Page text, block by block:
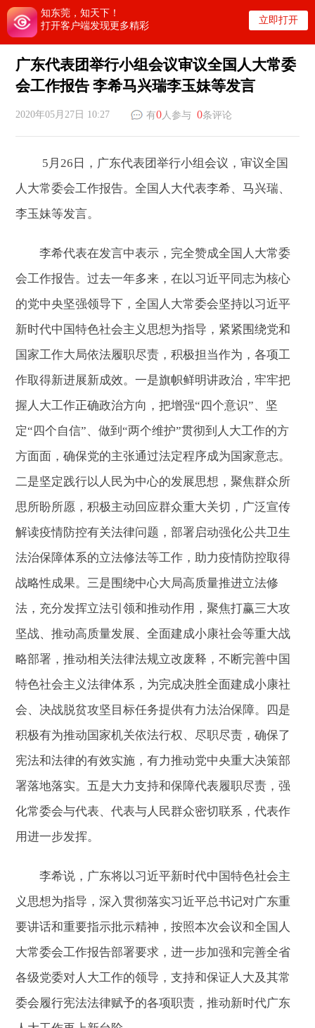
知东莞，知天下！
打开客户端发现更多精彩
立即打开
广东代表团举行小组会议审议全国人大常委
会工作报告 李希马兴瑞李玉妹等发言
2020年05月27日 10:27 有0人参与0条评论
5月26日，广东代表团举行小组会议，审议全国
人大常委会工作报告。全国人大代表李希、马兴瑞、
李玉妹等发言。
李希代表在发言中表示，完全赞成全国人大常委
会工作报告。过去一年多来，在以习近平同志为核心
的党中央坚强领导下，全国人大常委会坚持以习近平
新时代中国特色社会主义思想为指导，紧紧围绕党和
国家工作大局依法履职尽责，积极担当作为，各项工
作取得新进展新成效。一是旗帜鲜明讲政治，牢牢把
握人大工作正确政治方向，把增强“四个意识”、坚
定“四个自信”、做到“两个维护”贯彻到人大工作的方
方面面，确保党的主张通过法定程序成为国家意志。
二是坚定践行以人民为中心的发展思想，聚焦群众所
思所盼所愿，积极主动回应群众重大关切，广泛宣传
解读疫情防控有关法律问题，部署启动强化公共卫生
法治保障体系的立法修法等工作，助力疫情防控取得
战略性成果。三是围绕中心大局高质量推进立法修
法，充分发挥立法引领和推动作用，聚焦打赢三大攻
坚战、推动高质量发展、全面建成小康社会等重大战
略部署，推动相关法律法规立改废释，不断完善中国
特色社会主义法律体系，为完成决胜全面建成小康社
会、决战脱贫攻坚目标任务提供有力法治保障。四是
积极有为推动国家机关依法行权、尽职尽责，确保了
宪法和法律的有效实施，有力推动党中央重大决策部
署落地落实。五是大力支持和保障代表履职尽责，强
化常委会与代表、代表与人民群众密切联系，代表作
用进一步发挥。
李希说，广东将以习近平新时代中国特色社会主
义思想为指导，深入贯彻落实习近平总书记对广东重
要讲话和重要指示批示精神，按照本次会议和全国人
大常委会工作报告部署要求，进一步加强和完善全省
各级党委对人大工作的领导，支持和保证人大及其常
委会履行宪法法律赋予的各项职责，推动新时代广东